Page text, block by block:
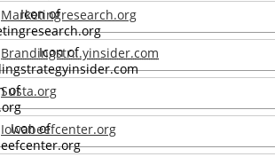
Marketingresearch.org
Brandingstr...yinsider.com
Susta.org
Iowabeefcenter.org